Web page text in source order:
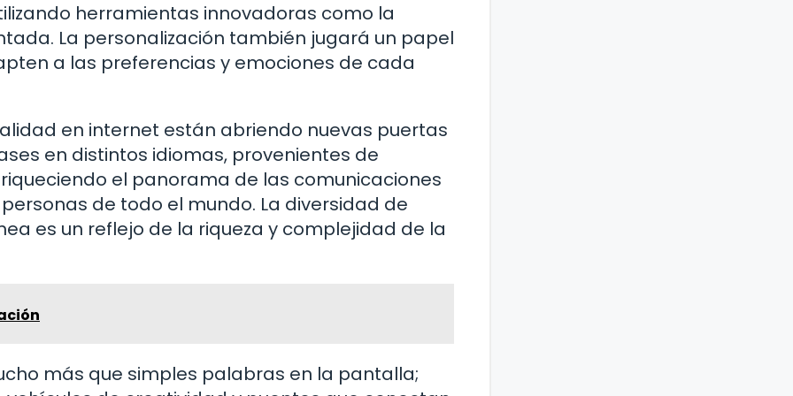
herramientas innovadoras como la
La personalización también jugará un papel
a las preferencias y emociones de cada
en internet están abriendo nuevas puertas
en distintos idiomas, provenientes de
el panorama de las comunicaciones
de todo el mundo. La diversidad de
es un reflejo de la riqueza y complejidad de la
más que simples palabras en la pantalla;